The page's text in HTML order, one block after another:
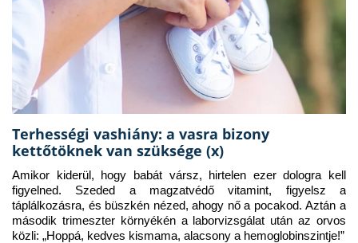
Terhességi vashiány: a vasra bizony
kettőtöknek van szüksége (x)
Amikor kiderül, hogy babát vársz, hirtelen ezer dologra kell
figyelned. Szeded a magzatvédő vitamint, figyelsz a
táplálkozásra, és büszkén nézed, ahogy nő a pocakod. Aztán a
második trimeszter környékén a laborvizsgálat után az orvos
közli: „Hoppá, kedves kismama, alacsony a hemoglobinszintje!”